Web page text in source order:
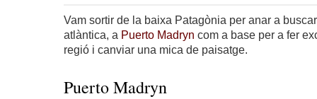
Vam sortir de la baixa Patagònia per anar a
atlàntica, a Puerto Madryn com a base per a fer
regió i canviar una mica de paisatge.
Puerto Madryn